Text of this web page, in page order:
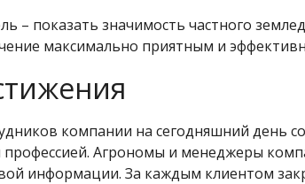
– показать значимость частного
максимально приятным и
компании на сегодняшний день
Агрономы и менеджеры
информации. За каждым клиентом